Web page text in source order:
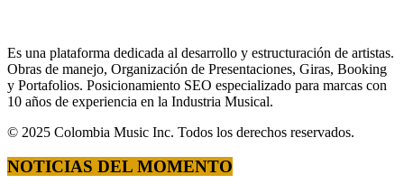
Es una plataforma dedicada al desarrollo y estructuración de artistas.
Obras de manejo, Organización de Presentaciones, Giras, Booking
y Portafolios. Posicionamiento SEO especializado para marcas con
10 años de experiencia en la Industria Musical.
© 2025 Colombia Music Inc. Todos los derechos reservados.
NOTICIAS DEL MOMENTO